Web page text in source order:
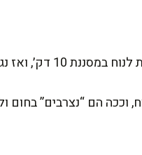
נקייה או נייר סופג.
וככה הם “נצרבים”